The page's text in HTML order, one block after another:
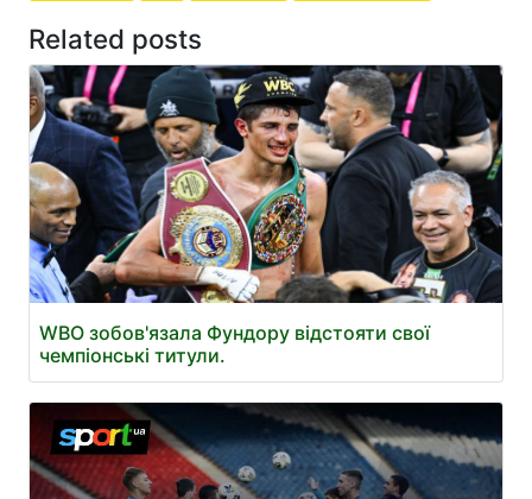
Related posts
WBO зобов'язала Фундору відстояти свої
чемпіонські титули.